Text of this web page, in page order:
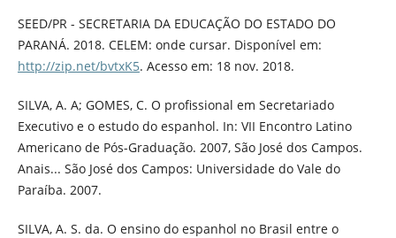
SEED/PR - SECRETARIA DA EDUCAÇÃO DO ESTADO DO
PARANÁ. 2018. CELEM: onde cursar. Disponível em:
http://zip.net/bvtxK5. Acesso em: 18 nov. 2018.
SILVA, A. A; GOMES, C. O profissional em Secretariado
Executivo e o estudo do espanhol. In: VII Encontro Latino
Americano de Pós-Graduação. 2007, São José dos Campos.
Anais... São José dos Campos: Universidade do Vale do
Paraíba. 2007.
SILVA, A. S. da. O ensino do espanhol no Brasil entre o